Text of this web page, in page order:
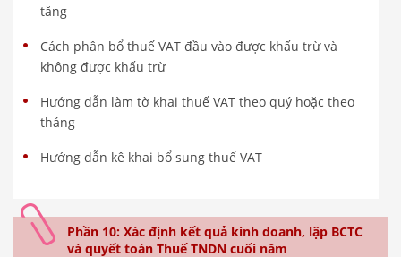
tăng
Cách phân bổ thuế VAT đầu vào được khấu trừ và
không được khấu trừ
Hướng dẫn làm tờ khai thuế VAT theo quý hoặc theo
tháng
Hướng dẫn kê khai bổ sung thuế VAT
Phần 10: Xác định kết quả kinh doanh, lập BCTC
và quyết toán Thuế TNDN cuối năm